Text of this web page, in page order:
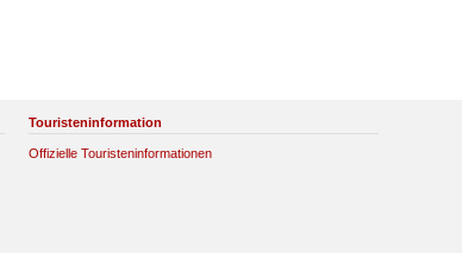
Touristeninformation
Offizielle Touristeninformationen